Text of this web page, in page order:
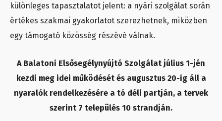
különleges tapasztalatot jelent: a nyári szolgálat során
értékes szakmai gyakorlatot szerezhetnek, miközben
egy támogató közösség részévé válnak.
A Balatoni Elsősegélynyújtó Szolgálat július 1-jén
kezdi meg idei működését és augusztus 20-ig áll a
nyaralók rendelkezésére a tó déli partján, a tervek
szerint 7 település 10 strandján.